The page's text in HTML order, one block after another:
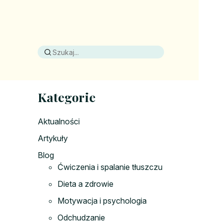
Kategorie
Aktualności
Artykuły
Blog
Ćwiczenia i spalanie tłuszczu
Dieta a zdrowie
Motywacja i psychologia
Odchudzanie